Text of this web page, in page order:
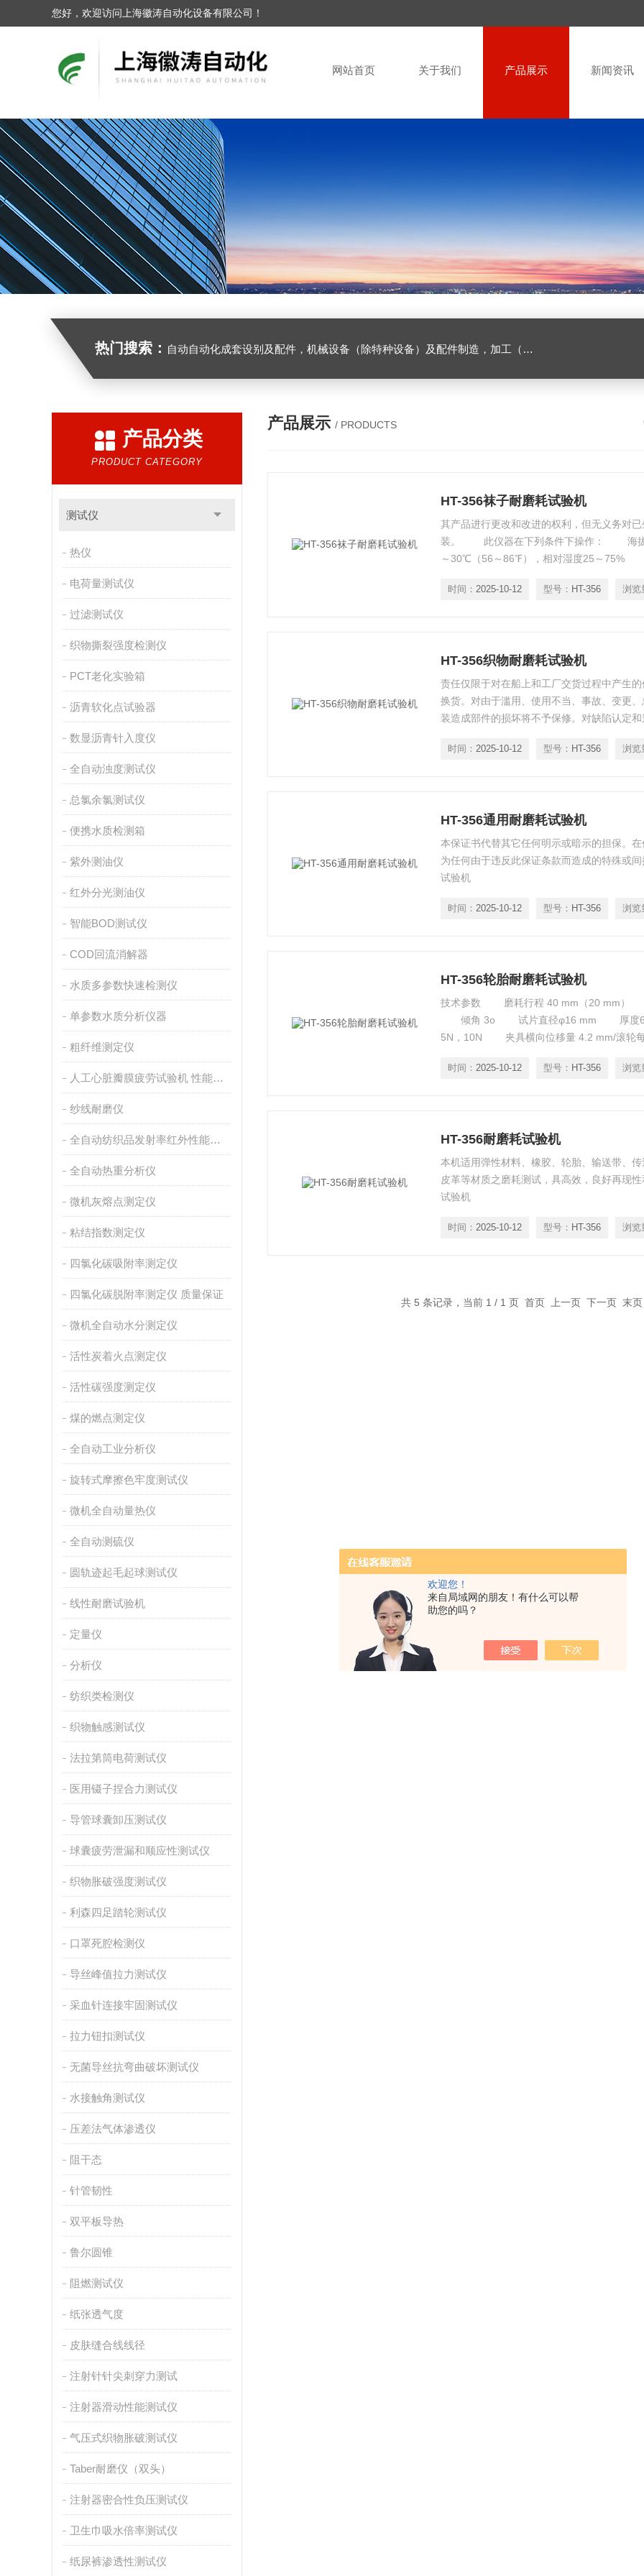
欢迎您！
来自局域网的朋友！有什么可以帮
助您的吗？
您好，欢迎访问上海徽涛自动化设备有限公司！
网站首页 关于我们 产品展示 新闻资讯
热门搜索： 自动自动化成套设别及配件，机械设备（除特种设备）及配件制造，加工（以上限分支机构经营），设计，批发，零售，模具，五金制品，工具加工（限分支机构经营），设计，批发，零售。五金交电，金属材料，金属制品，不锈钢制品，建筑材料，钢材，橡塑制品，环保设备，润滑剂，汽车配件，摩托车配件的批发，零售。（企业经营涉及行政许可的，凭许可证件经营）化成套设别及配件，机械设备（除特种设备）及配件制造，加工（以上限分支机构经营），设计，批发，零售，模具，五金制品，工具加工（限分支机构经营），设计，批发，零售。五金交电，金属材料，金属制品，不锈钢制品，建筑材料，钢材，橡塑制品，环保设备，润滑剂，汽车配件，摩托车配件的批发，零售。（企业经营涉及行政许可的，凭许可证件经营）
产品分类
PRODUCT CATEGORY
测试仪
热仪
电荷量测试仪
过滤测试仪
织物撕裂强度检测仪
PCT老化实验箱
沥青软化点试验器
数显沥青针入度仪
全自动浊度测试仪
总氯余氯测试仪
便携水质检测箱
紫外测油仪
红外分光测油仪
智能BOD测试仪
COD回流消解器
水质多参数快速检测仪
单参数水质分析仪器
粗纤维测定仪
人工心脏瓣膜疲劳试验机 性能稳定
纱线耐磨仪
全自动纺织品发射率红外性能分析
全自动热重分析仪
微机灰熔点测定仪
粘结指数测定仪
四氯化碳吸附率测定仪
四氯化碳脱附率测定仪 质量保证
微机全自动水分测定仪
活性炭着火点测定仪
活性碳强度测定仪
煤的燃点测定仪
全自动工业分析仪
旋转式摩擦色牢度测试仪
微机全自动量热仪
全自动测硫仪
圆轨迹起毛起球测试仪
线性耐磨试验机
定量仪
分析仪
纺织类检测仪
织物触感测试仪
法拉第筒电荷测试仪
医用镊子捏合力测试仪
导管球囊卸压测试仪
球囊疲劳泄漏和顺应性测试仪
织物胀破强度测试仪
利森四足踏轮测试仪
口罩死腔检测仪
导丝峰值拉力测试仪
采血针连接牢固测试仪
拉力钮扣测试仪
无菌导丝抗弯曲破坏测试仪
水接触角测试仪
压差法气体渗透仪
阻干态
针管韧性
双平板导热
鲁尔圆锥
阻燃测试仪
纸张透气度
皮肤缝合线线径
注射针针尖刺穿力测试
注射器滑动性能测试仪
气压式织物胀破测试仪
Taber耐磨仪（双头）
注射器密合性负压测试仪
卫生巾吸水倍率测试仪
纸尿裤渗透性测试仪
产品展示 / PRODUCTS
HT-356袜子耐磨耗试验机
其产品进行更改和改进的权利，但无义务对
装。 此仪器在下列条件下操作： 海
～30℃（56～86℉），相对湿度25～75%
时间： 2025-10-12 型号： HT-356 浏览
HT-356织物耐磨耗试验机
责任仅限于对在船上和工厂交货过程中产生
换货。对由于滥用、使用不当、事故、变更
装造成部件的损坏将不予保修。对缺陷认定
时间： 2025-10-12 型号： HT-356 浏览
HT-356通用耐磨耗试验机
本保证书代替其它任何明示或暗示的担保。
为任何由于违反此保证条款而造成的特殊或
试验机
时间： 2025-10-12 型号： HT-356 浏览
HT-356轮胎耐磨耗试验机
技术参数 磨耗行程 40 mm（20 mm）
倾角 3o 试片直径φ16 mm 厚度
5N，10N 夹具横向位移量 4.2 mm/滚
时间： 2025-10-12 型号： HT-356 浏览
HT-356耐磨耗试验机
本机适用弹性材料、橡胶、轮胎、输送带、传
皮革等材质之磨耗测试，具高效，良好再现
试验机
时间： 2025-10-12 型号： HT-356 浏览
共 5 条记录，当前 1 / 1 页 首页 上一页 下一页 末